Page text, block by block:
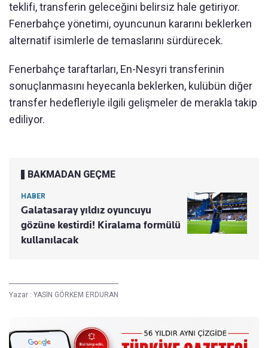
teklifi, transferin geleceğini belirsiz hale getiriyor.
Fenerbahçe yönetimi, oyuncunun kararını beklerken
alternatif isimlerle de temaslarını sürdürecek.
Fenerbahçe taraftarları, En-Nesyri transferinin
sonuçlanmasını heyecanla beklerken, kulübün diğer
transfer hedefleriyle ilgili gelişmeler de merakla takip
ediliyor.
BAKMADAN GEÇME
HABER
Galatasaray yıldız oyuncuyu
gözüne kestirdi! Kiralama formülü
kullanılacak
Yazar : YASİN GÖRKEM ERDURAN